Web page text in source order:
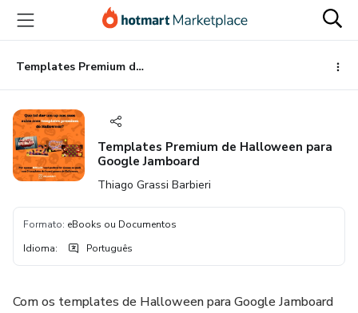
para
conteúdo
principal
para
pagamento
para
rodapé
Templates Premium de Halloween para Google Jamboard
Templates Premium de Halloween para
Google Jamboard
Thiago Grassi Barbieri
Formato: eBooks ou Documentos
Idioma: Português
Com os templates de Halloween para Google Jamboard